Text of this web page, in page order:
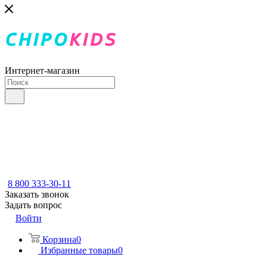
Интернет-магазин
8 800 333-30-11
Заказать звонок
Задать вопрос
Войти
Корзина0
Избранные товары0